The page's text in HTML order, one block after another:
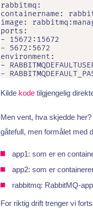
rabbitmq:
containername:
image:
ports:
- 15672:15672
- 5672:5672
environment:
-
-
Kilde kodetilgjengelig
Men vent, hva skjedde
gåtefull, men formålet med
app1: som er en
app2: som er
rabbitmq: RabbitMQ-
For riktig drift trenger vi